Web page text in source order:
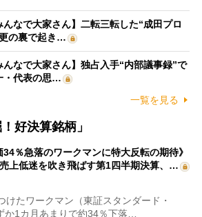
んなで大家さん】二転三転した“成田プロ
の裏で起き…
んなで大家さん】独占入手“内部議事録”で
・代表の思…
一覧を見る
好決算銘柄」
34％急落のワークマンに特大反転の期待》
上低迷を吹き飛ばす第1四半期決算、…
たワークマン（東証スタンダード・
か1カ月あまりで約34％下落…